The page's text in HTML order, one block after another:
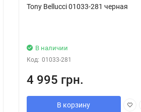
Tony Bellucci 01033-281 черная
В наличии
Код: 01033-281
4 995 грн.
В корзину